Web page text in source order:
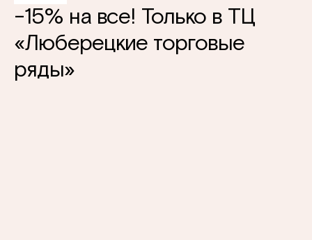
-15% на все! Только в ТЦ
«Люберецкие торговые
ряды»